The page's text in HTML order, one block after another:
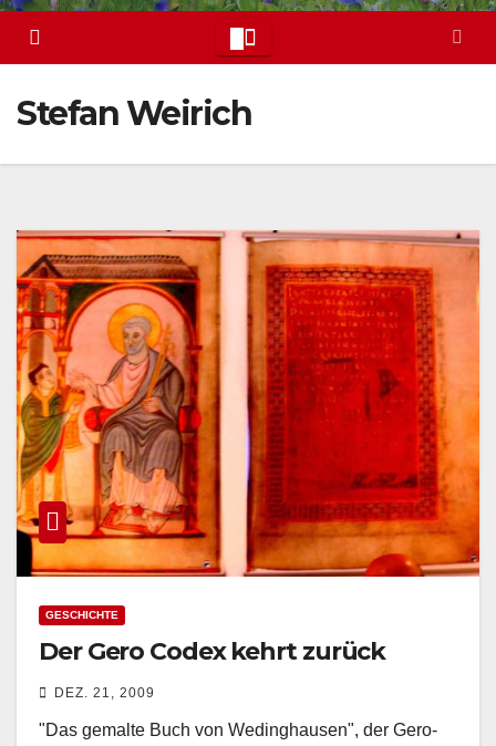
Stefan Weirich
GESCHICHTE
Der Gero Codex kehrt zurück
DEZ. 21, 2009
"Das gemalte Buch von Wedinghausen", der Gero-